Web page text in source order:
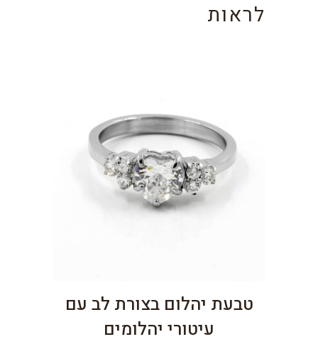
לראות
טבעת יהלום בצורת לב עם
עיטורי יהלומים